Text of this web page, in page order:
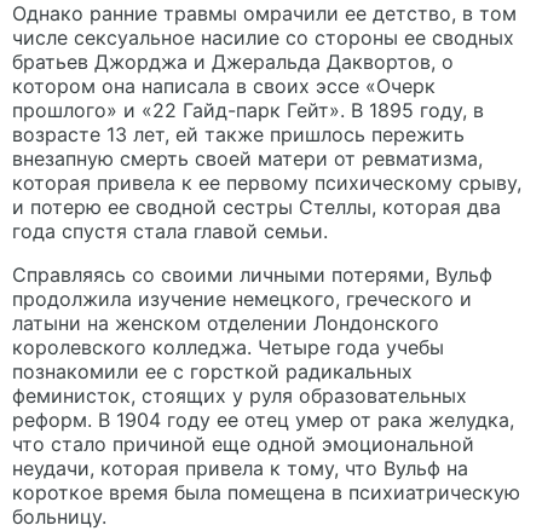
Однако ранние травмы омрачили ее детство, в том
числе сексуальное насилие со стороны ее сводных
братьев Джорджа и Джеральда Даквортов, о
котором она написала в своих эссе «Очерк
прошлого» и «22 Гайд-парк Гейт». В 1895 году, в
возрасте 13 лет, ей также пришлось пережить
внезапную смерть своей матери от ревматизма,
которая привела к ее первому психическому срыву,
и потерю ее сводной сестры Стеллы, которая два
года спустя стала главой семьи.
Справляясь со своими личными потерями, Вульф
продолжила изучение немецкого, греческого и
латыни на женском отделении Лондонского
королевского колледжа. Четыре года учебы
познакомили ее с горсткой радикальных
феминисток, стоящих у руля образовательных
реформ. В 1904 году ее отец умер от рака желудка,
что стало причиной еще одной эмоциональной
неудачи, которая привела к тому, что Вульф на
короткое время была помещена в психиатрическую
больницу.